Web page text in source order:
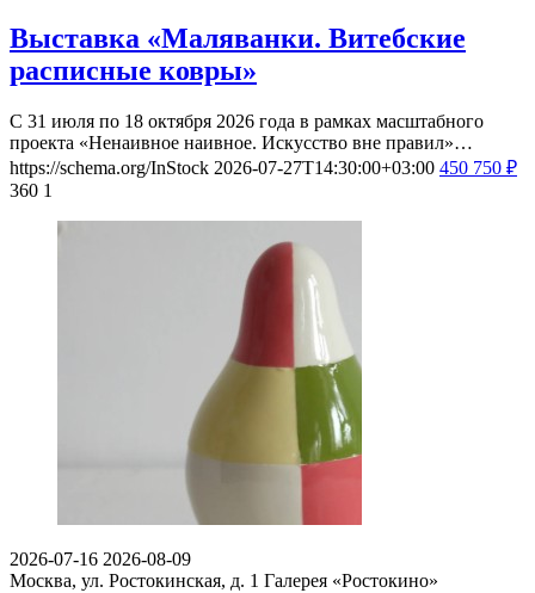
Выставка «Маляванки. Витебские
расписные ковры»
С 31 июля по 18 октября 2026 года в рамках масштабного
проекта «Ненаивное наивное. Искусство вне правил»…
https://schema.org/InStock 2026-07-27T14:30:00+03:00 450 750 ₽
360 1
2026-07-16 2026-08-09
Москва, ул. Ростокинская, д. 1 Галерея «Ростокино»